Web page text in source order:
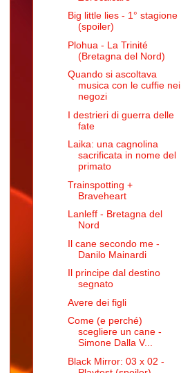
Big little lies - 1° stagione
(spoiler)
Plohua - La Trinité
(Bretagna del Nord)
Quando si ascoltava
musica con le cuffie nei
negozi
I destrieri di guerra delle
fate
Laika: una cagnolina
sacrificata in nome del
primato
Trainspotting +
Braveheart
Lanleff - Bretagna del
Nord
Il cane secondo me -
Danilo Mainardi
Il principe dal destino
segnato
Avere dei figli
Come (e perché)
scegliere un cane -
Simone Dalla V...
Black Mirror: 03 x 02 -